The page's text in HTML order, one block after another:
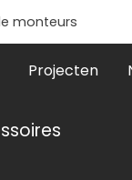
monteurs
Projecten